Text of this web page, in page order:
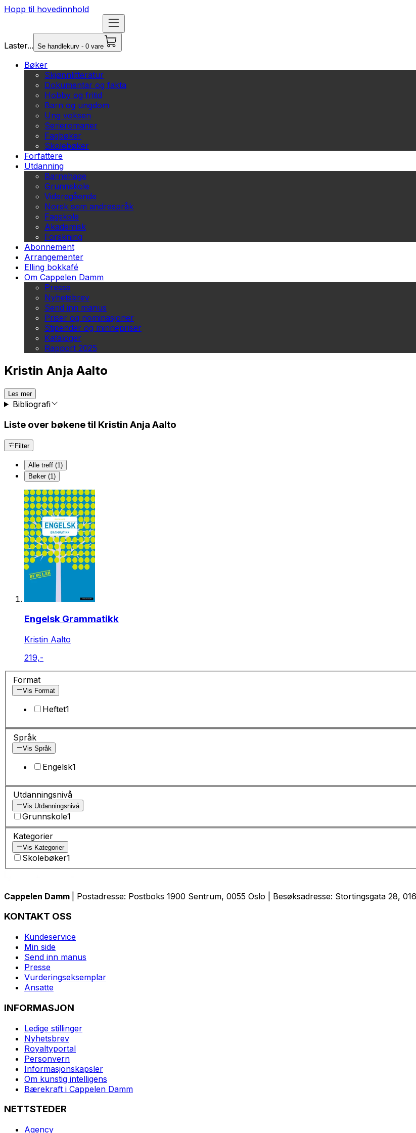
Hopp til hovedinnhold
Laster... Se handlekurv - 0 vare
Bøker
Skjønnlitteratur
Dokumentar og fakta
Hobby og fritid
Barn og ungdom
Ung voksen
Serieromaner
Fagbøker
Skolebøker
Forfattere
Utdanning
Barnehage
Grunnskole
Videregående
Norsk som andrespråk
Fagskole
Akademisk
Forskning
Abonnement
Arrangementer
Elling bokkafé
Om Cappelen Damm
Presse
Nyhetsbrev
Send inn manus
Priser og nominasjoner
Stipender og minnepriser
Kataloger
Rapport 2025
Kristin Anja Aalto
Les mer
Bibliografi
Liste over bøkene til Kristin Anja Aalto
Filter
Alle treff (1)
Bøker (1)
Engelsk Grammatikk
Kristin Aalto
219,-
Format
Vis Format
Heftet1
Språk
Vis Språk
Engelsk1
Utdanningsnivå
Vis Utdanningsnivå
Grunnskole1
Kategorier
Vis Kategorier
Skolebøker1
Cappelen Damm | Postadresse: Postboks 1900 Sentrum, 0055 Oslo | Besøksadresse: Stortingsgata 28,
KONTAKT OSS
Kundeservice
Min side
Send inn manus
Presse
Vurderingseksemplar
Ansatte
INFORMASJON
Ledige stillinger
Nyhetsbrev
Royaltyportal
Personvern
Informasjonskapsler
Om kunstig intelligens
Bærekraft i Cappelen Damm
NETTSTEDER
Agency